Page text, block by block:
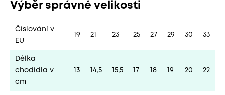
Výběr správné velikosti
Číslování v
EU
19 21 23 25 27 29 30 33
Délka
chodidla v
cm
13 14,5 15,5 17 18 19 20 22